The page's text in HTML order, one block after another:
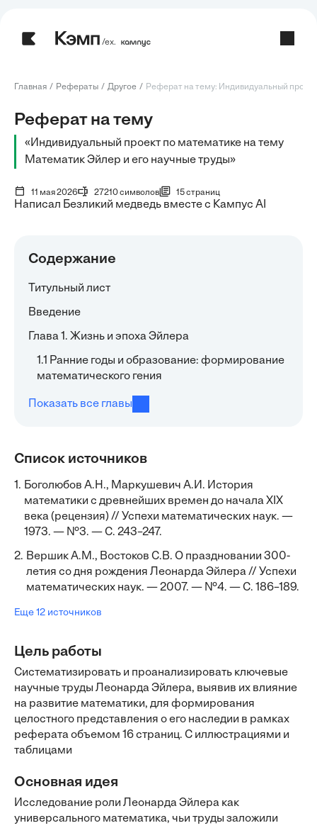
/ех.
Главная Рефераты Другое Реферат на тему: Индивидуальный
Реферат на тему
«Индивидуальный проект по математике на тему
Математик Эйлер и его научные труды»
11 мая 2026 27210 символов 15 страниц
Написал Безликий медведь вместе с Кампус AI
Содержание
Титульный лист
Введение
Глава 1. Жизнь и эпоха Эйлера
1.1 Ранние годы и образование: формирование
математического гения
Показать все главы
Список источников
1. Боголюбов А.Н., Маркушевич А.И. История
математики с древнейших времен до начала XIX
века (рецензия) // Успехи математических наук. —
1973. — №3. — С. 243–247.
2. Вершик А.М., Востоков С.В. О праздновании 300-
летия со дня рождения Леонарда Эйлера // Успехи
математических наук. — 2007. — №4. — С. 186–189.
Еще 12 источников
Цель работы
Систематизировать и проанализировать ключевые
научные труды Леонарда Эйлера, выявив их влияние
на развитие математики, для формирования
целостного представления о его наследии в рамках
реферата объемом 16 страниц. С иллюстрациями и
таблицами
Основная идея
Исследование роли Леонарда Эйлера как
универсального математика, чьи труды заложили